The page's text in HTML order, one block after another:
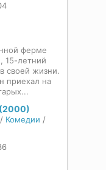
ферме
15-летний
своей жизни.
приехал на
/ Комедии /